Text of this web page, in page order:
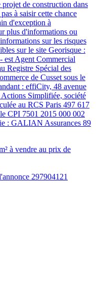
de construction dans
à saisir cette chance
d'exception à
plus d'informations ou
sur les risques
sur le site Georisque :
est Agent Commercial
Registre Spécial des
de Cusset sous le
: effiCity, 48 avenue
Simplifiée, société
au RCS Paris 497 617
CPI 7501 2015 000 002
: GALIAN Assurances 89